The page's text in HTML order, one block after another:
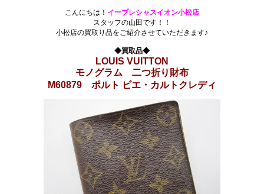
こんにちは！ イープレシャスイオン小松店
スタッフの山田です！！
小松店の買取り品をご紹介させていただきます♪
◆買取品◆
LOUIS VUITTON
モノグラム 二つ折り財布
M60879 ポルト ビエ・カルトクレディ